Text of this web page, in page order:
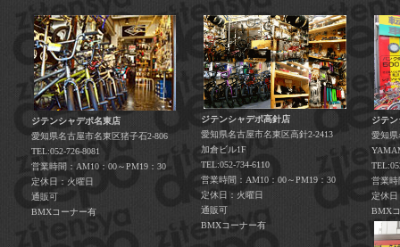
ジテンシャデポ名東店
愛知県名古屋市名東区猪子石2-806
TEL:052-726-8081
営業時間：AM10：00～PM19：30
定休日：火曜日
通販可
BMXコーナー有
ジテンシャデポ高針店
愛知県名古屋市名東区高針2-2413
加倉ビル1F
TEL:052-734-6110
営業時間：AM10：00～PM19：30
定休日：火曜日
通販可
BMXコーナー有
ジテ
愛知県
営業時
定休日
BMX